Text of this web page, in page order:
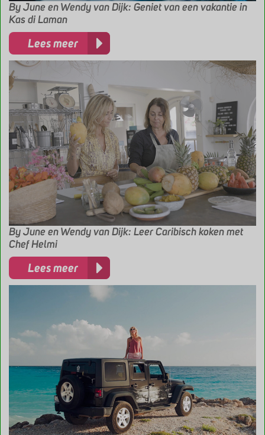
By June en Wendy van Dijk: Geniet van een vakantie in
Kas di Laman
Lees meer
By June en Wendy van Dijk: Leer Caribisch koken met
Chef Helmi
Lees meer